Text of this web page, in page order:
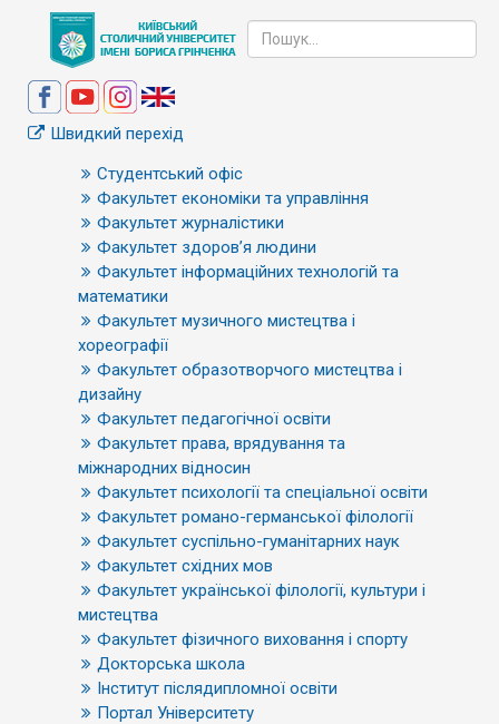
Швидкий перехід
Студентський офіс
Факультет економіки та управління
Факультет журналістики
Факультет здоров’я людини
Факультет інформаційних технологій та
математики
Факультет музичного мистецтва і
хореографії
Факультет образотворчого мистецтва і
дизайну
Факультет педагогічної освіти
Факультет права, врядування та
міжнародних відносин
Факультет психології та спеціальної освіти
Факультет романо-германської філології
Факультет суспільно-гуманітарних наук
Факультет східних мов
Факультет української філології, культури і
мистецтва
Факультет фізичного виховання і спорту
Докторська школа
Інститут післядипломної освіти
Портал Університету